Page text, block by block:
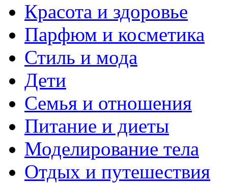
Красота и здоровье
Парфюм и косметика
Стиль и мода
Дети
Семья и отношения
Питание и диеты
Моделирование тела
Отдых и путешествия